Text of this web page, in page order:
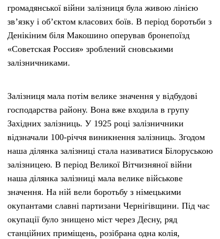
громадянської війни залізниця була живою лінією
зв’язку і об’єктом класових боїв. В період боротьби з
Денікіним біля Макошино оперував бронепоїзд
«Советская Россия» зроблений сновськими
залізничниками.
Залізниця мала потім велике значення у відбудові
господарства району. Вона вже входила в групу
Західних залізниць. У 1925 році залізничники
відзначали 100-річчя виникнення залізниць. Згодом
наша ділянка залізниці стала називатися Білоруською
залізницею. В період Великої Вітчизняної війни
наша ділянка залізниці мала велике військове
значення. На ній вели боротьбу з німецькими
окупантами славні партизани Чернігівщини. Під час
окупації було знищено міст через Десну, ряд
станційних приміщень, розібрана одна колія,